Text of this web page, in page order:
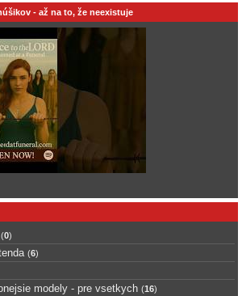
- až na to, že neexistuje
(0)
(6)
modely - pre vsetkych (16)